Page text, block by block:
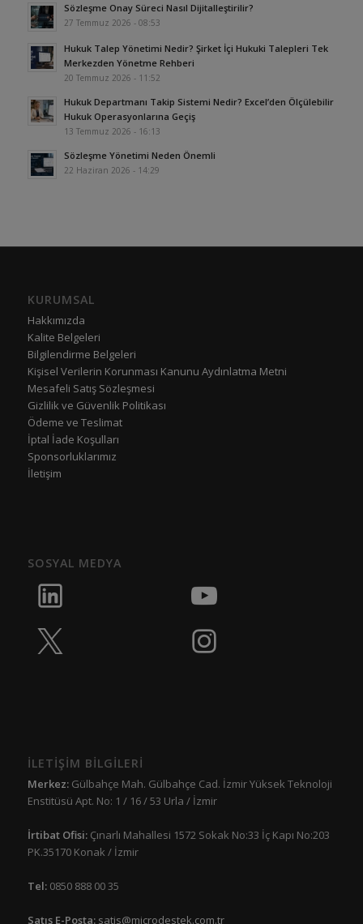
Sözleşme Onay Süreci Nasıl Dijitalleştirilir?
27 Temmuz 2026 - 08:53
Hukuk Talep Yönetimi Nedir? Şirket İçi Hukuki Talepleri Tek
Merkezden Yönetme Rehberi
20 Temmuz 2026 - 11:52
Hukuk Departmanı Takip Sistemi Nedir? Excel’den Ölçülebilir
Hukuk Operasyonlarına Geçiş
13 Temmuz 2026 - 16:13
Sözleşme Yönetimi Neden Önemli
22 Haziran 2026 - 14:29
KURUMSAL
Hakkımızda
Kalite Belgeleri
Bilgilendirme Belgeleri
Kişisel Verilerin Korunması Kanunu Aydınlatma Metni
Mesafeli Satış Sözleşmesi
Gizlilik ve Güvenlik Politikası
Ödeme ve Teslimat
İptal İade Koşulları
Sponsorluklarımız
İletişim
SOSYAL MEDYA
İLETİŞİM BİLGİLERİ
Merkez:Gülbahçe Mah. Gülbahçe Cad. İzmir Yüksek Teknoloji
Enstitüsü Apt. No: 1 / 16 / 53 Urla / İzmir
İrtibat Ofisi: Çınarlı Mahallesi 1572 Sokak No:33 İç Kapı No:203
PK.35170 Konak / İzmir
Tel:0850 888 00 35
Satış E-Posta: satis@microdestek.com.tr